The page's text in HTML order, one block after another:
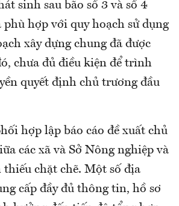
sinh sau bão số 3 và số 4
hợp với quy hoạch sử dụng
xây dựng chung đã được
chưa đủ điều kiện để trình
quyết định chủ trương đầu
hợp lập báo cáo đề xuất chủ
các xã và Sở Nông nghiệp và
chặt chẽ. Một số địa
cấp đầy đủ thông tin, hồ sơ